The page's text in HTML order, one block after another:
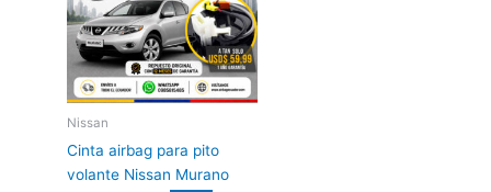
Nissan
Cinta airbag para pito
volante Nissan Murano